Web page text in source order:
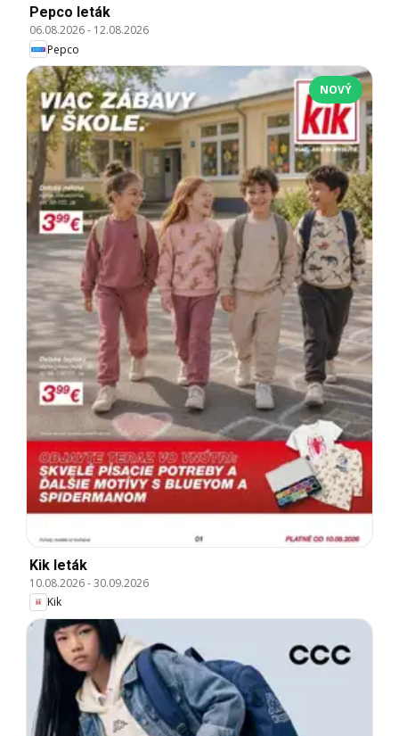
Pepco leták
06.08.2026- 12.08.2026
Pepco
NOVÝ
Kik leták
10.08.2026-30.09.2026
Kik